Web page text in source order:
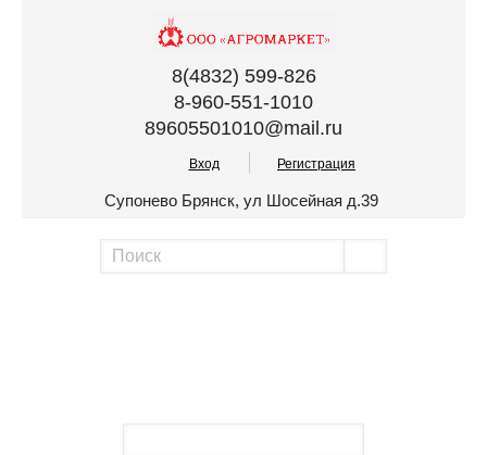
8(4832) 599-826
8-960-551-1010
89605501010@mail.ru
Вход Регистрация
Супонево Брянск, ул Шосейная д.39